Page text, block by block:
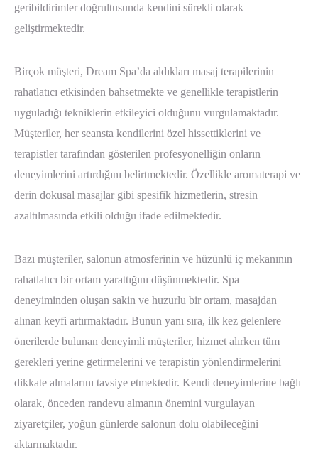
geribildirimler doğrultusunda kendini sürekli olarak
geliştirmektedir.
Birçok müşteri, Dream Spa’da aldıkları masaj terapilerinin
rahatlatıcı etkisinden bahsetmekte ve genellikle terapistlerin
uyguladığı tekniklerin etkileyici olduğunu vurgulamaktadır.
Müşteriler, her seansta kendilerini özel hissettiklerini ve
terapistler tarafından gösterilen profesyonelliğin onların
deneyimlerini artırdığını belirtmektedir. Özellikle aromaterapi ve
derin dokusal masajlar gibi spesifik hizmetlerin, stresin
azaltılmasında etkili olduğu ifade edilmektedir.
Bazı müşteriler, salonun atmosferinin ve hüzünlü iç mekanının
rahatlatıcı bir ortam yarattığını düşünmektedir. Spa
deneyiminden oluşan sakin ve huzurlu bir ortam, masajdan
alınan keyfi artırmaktadır. Bunun yanı sıra, ilk kez gelenlere
önerilerde bulunan deneyimli müşteriler, hizmet alırken tüm
gerekleri yerine getirmelerini ve terapistin yönlendirmelerini
dikkate almalarını tavsiye etmektedir. Kendi deneyimlerine bağlı
olarak, önceden randevu almanın önemini vurgulayan
ziyaretçiler, yoğun günlerde salonun dolu olabileceğini
aktarmaktadır.